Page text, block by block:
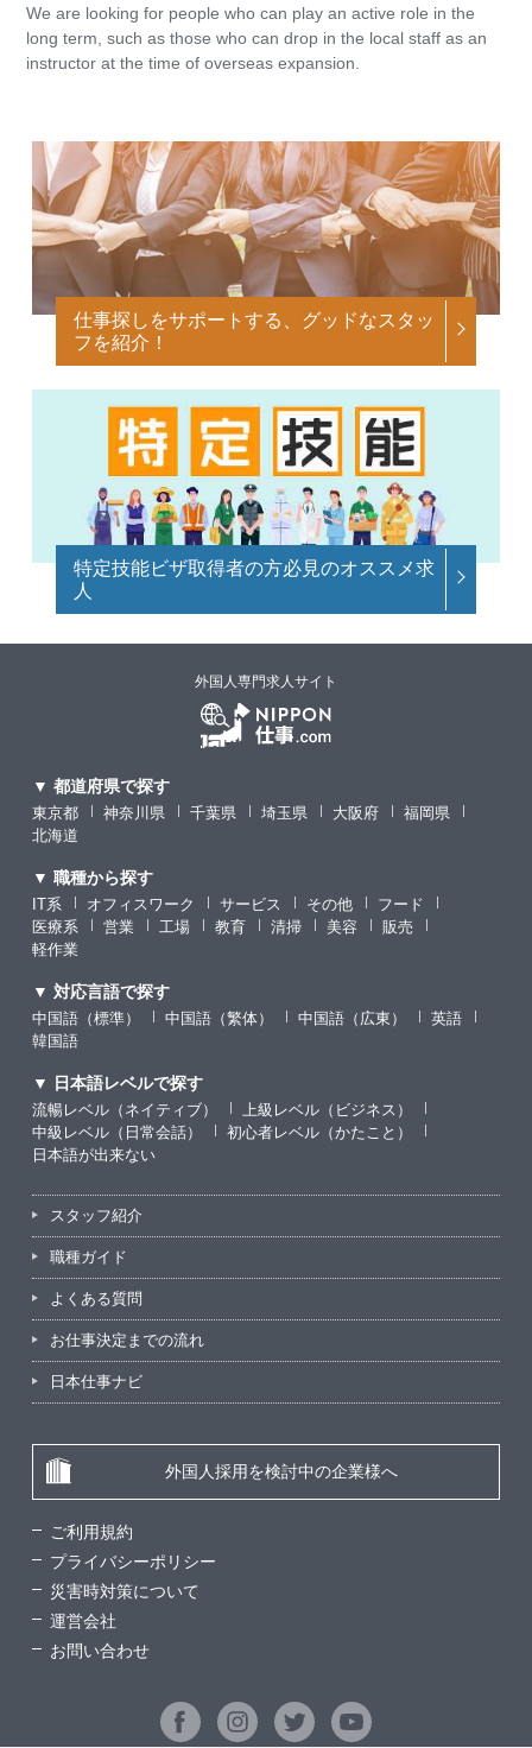
We are looking for people who can play an active role in the
long term, such as those who can drop in the local staff as an
instructor at the time of overseas expansion.
仕事探しをサポートする、グッドなスタッ
フを紹介！
特定技能ビザ取得者の方必見のオススメ求
人
外国人専門求人サイト
▼ 都道府県で探す
東京都 神奈川県 千葉県 埼玉県 大阪府
福岡県
北海道
▼ 職種から探す
IT系 オフィスワーク サービス その他
フード
医療系
営業 工場 教育 清掃 美容
販売
軽作業
▼ 対応言語で探す
中国語（標準） 中国語（繁体） 中国語（広東）
英語
韓国語
▼ 日本語レベルで探す
流暢レベル（ネイティブ）
上級レベル（ビジネス）
中級レベル（日常会話）
初心者レベル（かたこと）
日本語が出来ない
スタッフ紹介
職種ガイド
よくある質問
お仕事決定までの流れ
日本仕事ナビ
外国人採用を検討中の企業様へ
ご利用規約
プライバシーポリシー
災害時対策について
運営会社
お問い合わせ